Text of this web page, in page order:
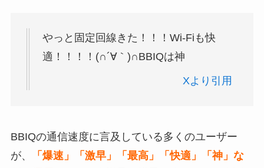
やっと固定回線きた！！！Wi-Fiも快
適！！！！(∩´∀｀)∩BBIQは神
Xより引用
BBIQの通信速度に言及している多くのユーザー
が、
「爆速」「激早」「最高」「快適」「神」な